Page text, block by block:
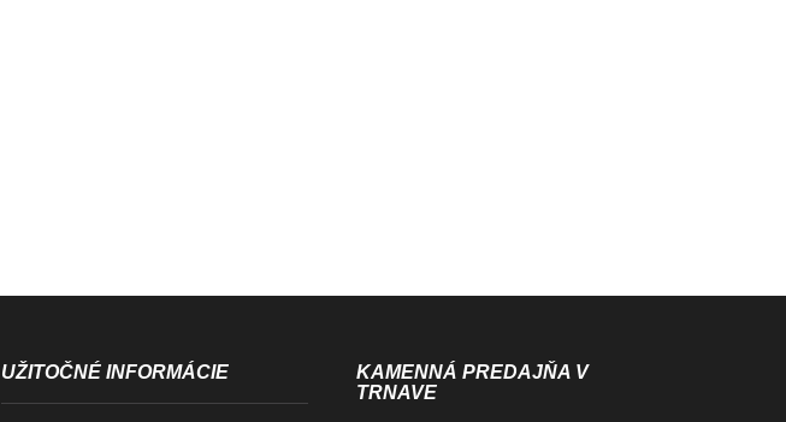
UŽITOČNÉ INFORMÁCIE
KAMENNÁ PREDAJŇA V
TRNAVE